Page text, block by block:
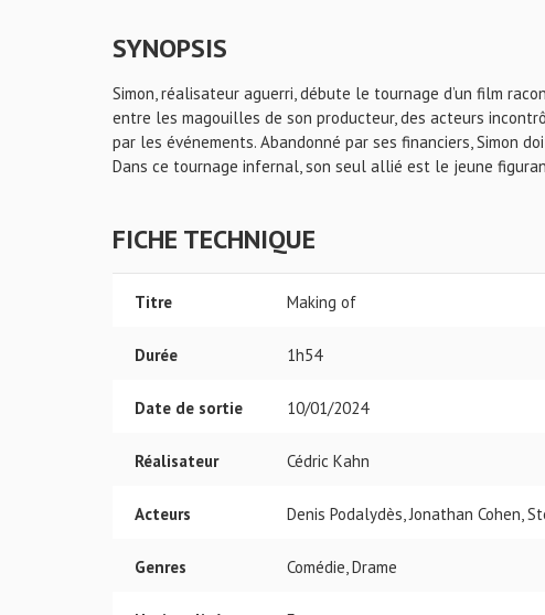
SYNOPSIS
Simon, réalisateur aguerri, débute le tournage d’un film
entre les magouilles de son producteur, des acteurs
par les événements. Abandonné par ses financiers, Simon
Dans ce tournage infernal, son seul allié est le jeune
FICHE TECHNIQUE
Titre Making of
Durée 1h54
Date de sortie 10/01/2024
Réalisateur Cédric Kahn
Acteurs Denis Podalydès, Jonathan Cohen,
Genres Comédie, Drame